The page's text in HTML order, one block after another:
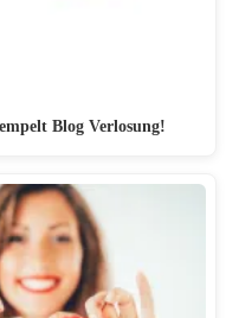
Blog Verlosung!